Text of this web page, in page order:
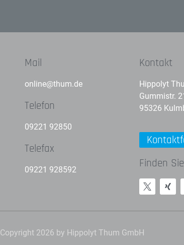
Mail
online@thum.de
Telefon
09221 92850
Telefax
09221 928592
Kontakt
Hippolyt
Gummistr.
95326
Finden
Copyright 2026 by Hippolyt Thum GmbH